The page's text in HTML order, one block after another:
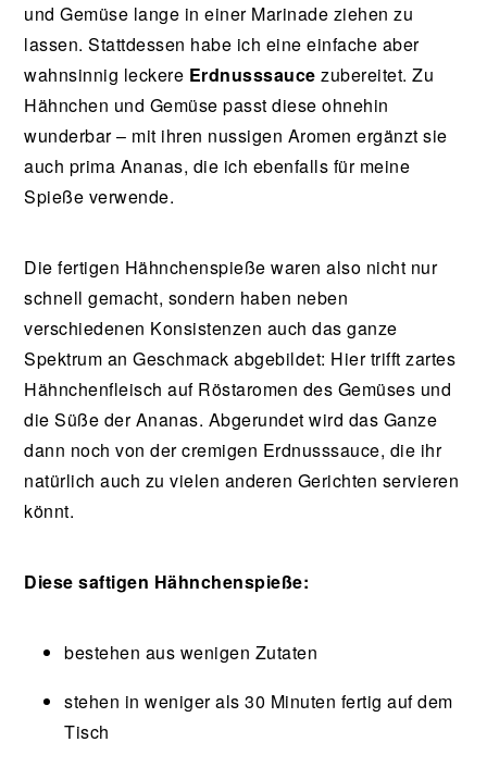
und Gemüse lange in einer Marinade ziehen zu
lassen. Stattdessen habe ich eine einfache aber
wahnsinnig leckere Erdnusssauce zubereitet. Zu
Hähnchen und Gemüse passt diese ohnehin
wunderbar – mit ihren nussigen Aromen ergänzt sie
auch prima Ananas, die ich ebenfalls für meine
Spieße verwende.
Die fertigen Hähnchenspieße waren also nicht nur
schnell gemacht, sondern haben neben
verschiedenen Konsistenzen auch das ganze
Spektrum an Geschmack abgebildet: Hier trifft zartes
Hähnchenfleisch auf Röstaromen des Gemüses und
die Süße der Ananas. Abgerundet wird das Ganze
dann noch von der cremigen Erdnusssauce, die ihr
natürlich auch zu vielen anderen Gerichten servieren
könnt.
Diese saftigen Hähnchenspieße:
bestehen aus wenigen Zutaten
stehen in weniger als 30 Minuten fertig auf dem
Tisch